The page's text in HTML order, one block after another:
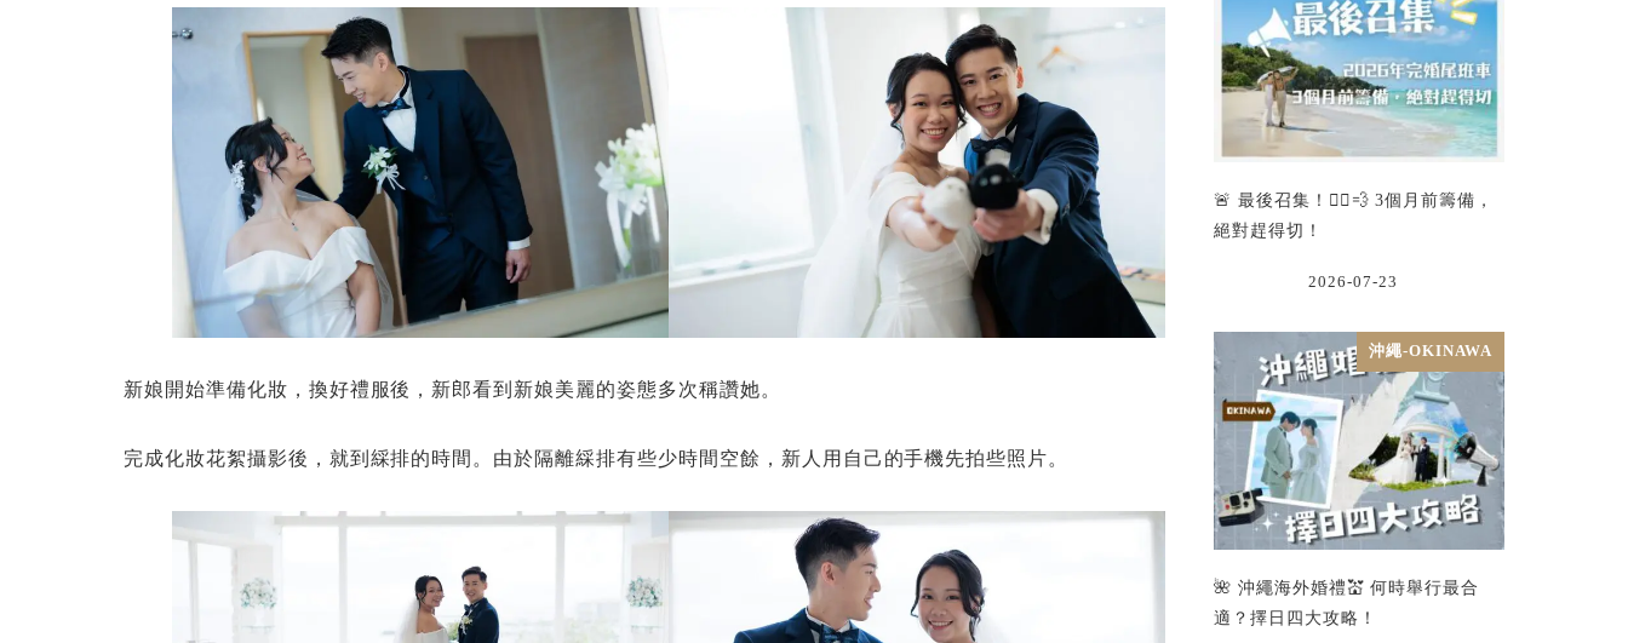
新娘開始準備化妝，換好禮服後，新郎看到新娘美麗的姿態多次稱讚她。
完成化妝花絮攝影後，就到綵排的時間。由於隔離綵排有些少時間空餘，新人用自己的手機先拍些照片。
🚨 最後召集！🏃‍♂️💨 3個月前籌備，
絕對趕得切！
2026-07-23
沖繩-OKINAWA
🌺 沖繩海外婚禮💒 何時舉行最合
適？擇日四大攻略！